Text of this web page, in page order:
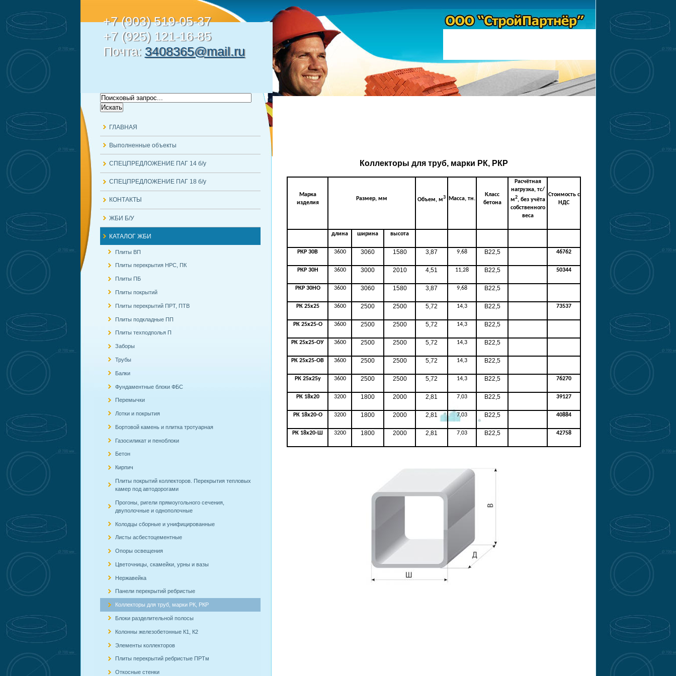
+7 (903) 519-05-37
+7 (925) 121-16-85
Почта: 3408365@mail.ru
ГЛАВНАЯ
Выполненные объекты
СПЕЦПРЕДЛОЖЕНИЕ ПАГ 14 б/у
СПЕЦПРЕДЛОЖЕНИЕ ПАГ 18 б/у
КОНТАКТЫ
ЖБИ Б/У
КАТАЛОГ ЖБИ
Плиты ВП
Плиты перекрытия НРС, ПК
Плиты ПБ
Плиты покрытий
Плиты перекрытий ПРТ, ПТВ
Плиты подкладные ПП
Плиты техподполья П
Заборы
Трубы
Балки
Фундаментные блоки ФБС
Перемычки
Лотки и покрытия
Бортовой камень и плитка тротуарная
Газосиликат и пеноблоки
Бетон
Кирпич
Плиты покрытий коллекторов. Перекрытия тепловых
камер под автодорогами
Прогоны, ригели прямоугольного сечения,
двуполочные и однополочные
Колодцы сборные и унифицированные
Листы асбестоцементные
Опоры освещения
Цветочницы, скамейки, урны и вазы
Нержавейка
Панели перекрытий ребристые
Коллекторы для труб, марки РК, РКР
Блоки разделительной полосы
Колонны железобетонные К1, К2
Элементы коллекторов
Плиты перекрытий ребристые ПРТм
Откосные стенки
Коллекторы для труб, марки РК, РКР
Марка
изделия
Размер, мм Объем, м3 Масса, тн.
Класс
бетона
Расчётная
нагрузка, тс/
м2, без учёта
собственного
веса
Стоимость с
НДС
длина ширина высота
РКР 30В 3600 3060 1580 3,87 9,68 В22,5 46762
РКР 30Н 3600 3000 2010 4,51 11,28 В22,5 50344
РКР 30НО 3600 3060 1580 3,87 9,68 В22,5
РК 25х25 3600 2500 2500 5,72 14,3 В22,5 73537
РК 25х25-О 3600 2500 2500 5,72 14,3 В22,5
РК 25х25-ОУ 3600 2500 2500 5,72 14,3 В22,5
РК 25х25-ОВ 3600 2500 2500 5,72 14,3 В22,5
РК 25х25у 3600 2500 2500 5,72 14,3 В22,5 76270
РК 18х20 3200 1800 2000 2,81 7,03 В22,5 39127
РК 18х20-О 3200 1800 2000 2,81 7,03 В22,5 40884
РК 18х20-Ш 3200 1800 2000 2,81 7,03 В22,5 42758